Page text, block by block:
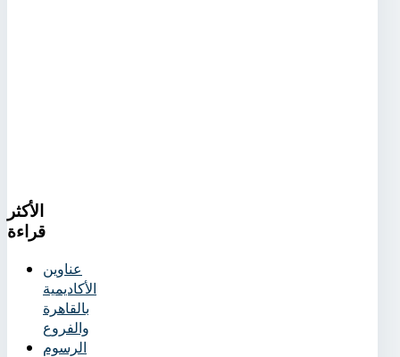
الأكثر
قراءة
عناوين
الأكاديمية
بالقاهرة
والفروع
الرسوم